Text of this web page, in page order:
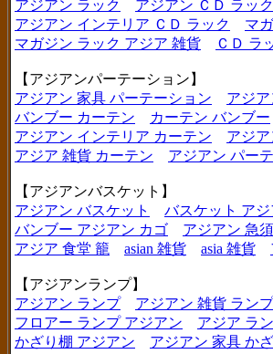
アジアン ラック
アジアン ＣＤ ラック
アジアン インテリア ＣＤ ラック
マ
マガジン ラック アジア 雑貨
ＣＤ ラ
【アジアンパーテーション】
アジアン 家具 パーテーション
アジ
バンブー カーテン
カーテン バンブー
アジアン インテリア カーテン
アジ
アジア 雑貨 カーテン
アジアン パー
【アジアンバスケット】
アジアン バスケット
バスケット アジ
バンブー アジアン カゴ
アジアン 急
アジア 食堂 籠
asian 雑貨 asia 雑貨
【アジアンランプ】
アジアン ランプ
アジアン 雑貨 ランプ
フロアー ランプ アジアン
アジア ラ
かざり棚 アジアン
アジアン 家具 か